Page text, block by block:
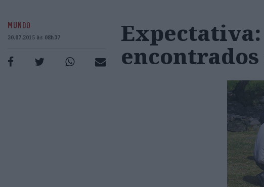
MUNDO
30.07.2015 às 08h37
encontrados